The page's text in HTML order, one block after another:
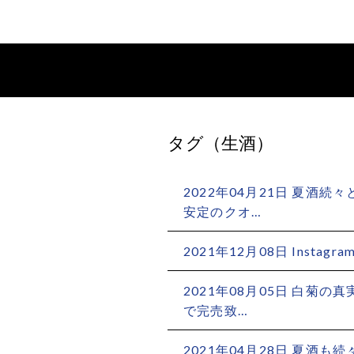
タグ（生酒）
2022年04月21日 夏酒続々
安定のクオ…
2021年12月08日
2021年08月05日 白菊の真
で完売致…
2021年04月28日 夏酒も続